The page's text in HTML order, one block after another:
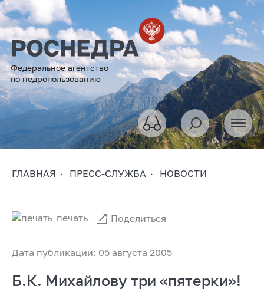
Федеральное агентство
по недропользованию
ГЛАВНАЯ ПРЕСС-СЛУЖБА НОВОСТИ
Дата публикации: 05 августа 2005
печать Поделиться
Б.К. Михайлову три «пятерки»!